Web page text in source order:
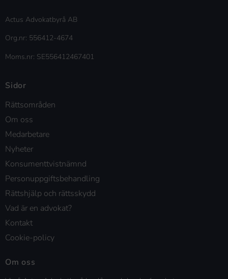
Actus Advokatbyrå AB
Org.nr: 556412-4674
Moms.nr: SE556412467401
Sidor
Rättsområden
Om oss
Medarbetare
Nyheter
Konsumenttvistnämnd
Personuppgiftsbehandling
Rättshjälp och rättsskydd
Vad är en advokat?
Kontakt
Cookie-policy
Om oss